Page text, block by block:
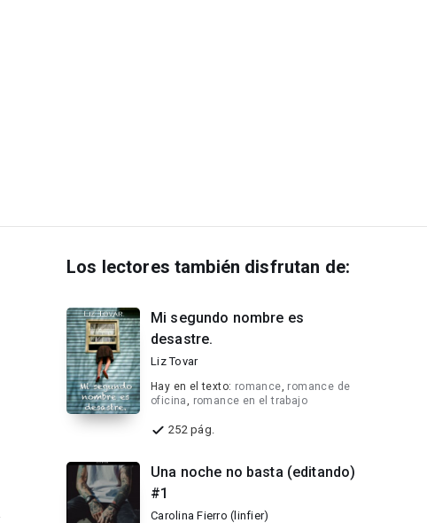
Los lectores también disfrutan de:
Mi segundo nombre es
desastre.
Liz Tovar
Hay en el texto: romance, romance de
oficina, romance en el trabajo
252 pág.
Una noche no basta (editando)
#1
Carolina Fierro (linfier)